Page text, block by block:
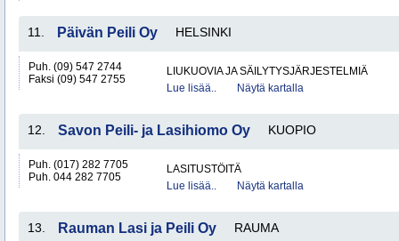
11. Päivän Peili Oy HELSINKI
Puh. (09) 547 2744
Faksi (09) 547 2755
LIUKUOVIA JA SÄILYTYSJÄRJESTELMIÄ
Lue lisää..
Näytä kartalla
12. Savon Peili- ja Lasihiomo Oy KUOPIO
Puh. (017) 282 7705
Puh. 044 282 7705
LASITUSTÖITÄ
Lue lisää..
Näytä kartalla
13. Rauman Lasi ja Peili Oy RAUMA